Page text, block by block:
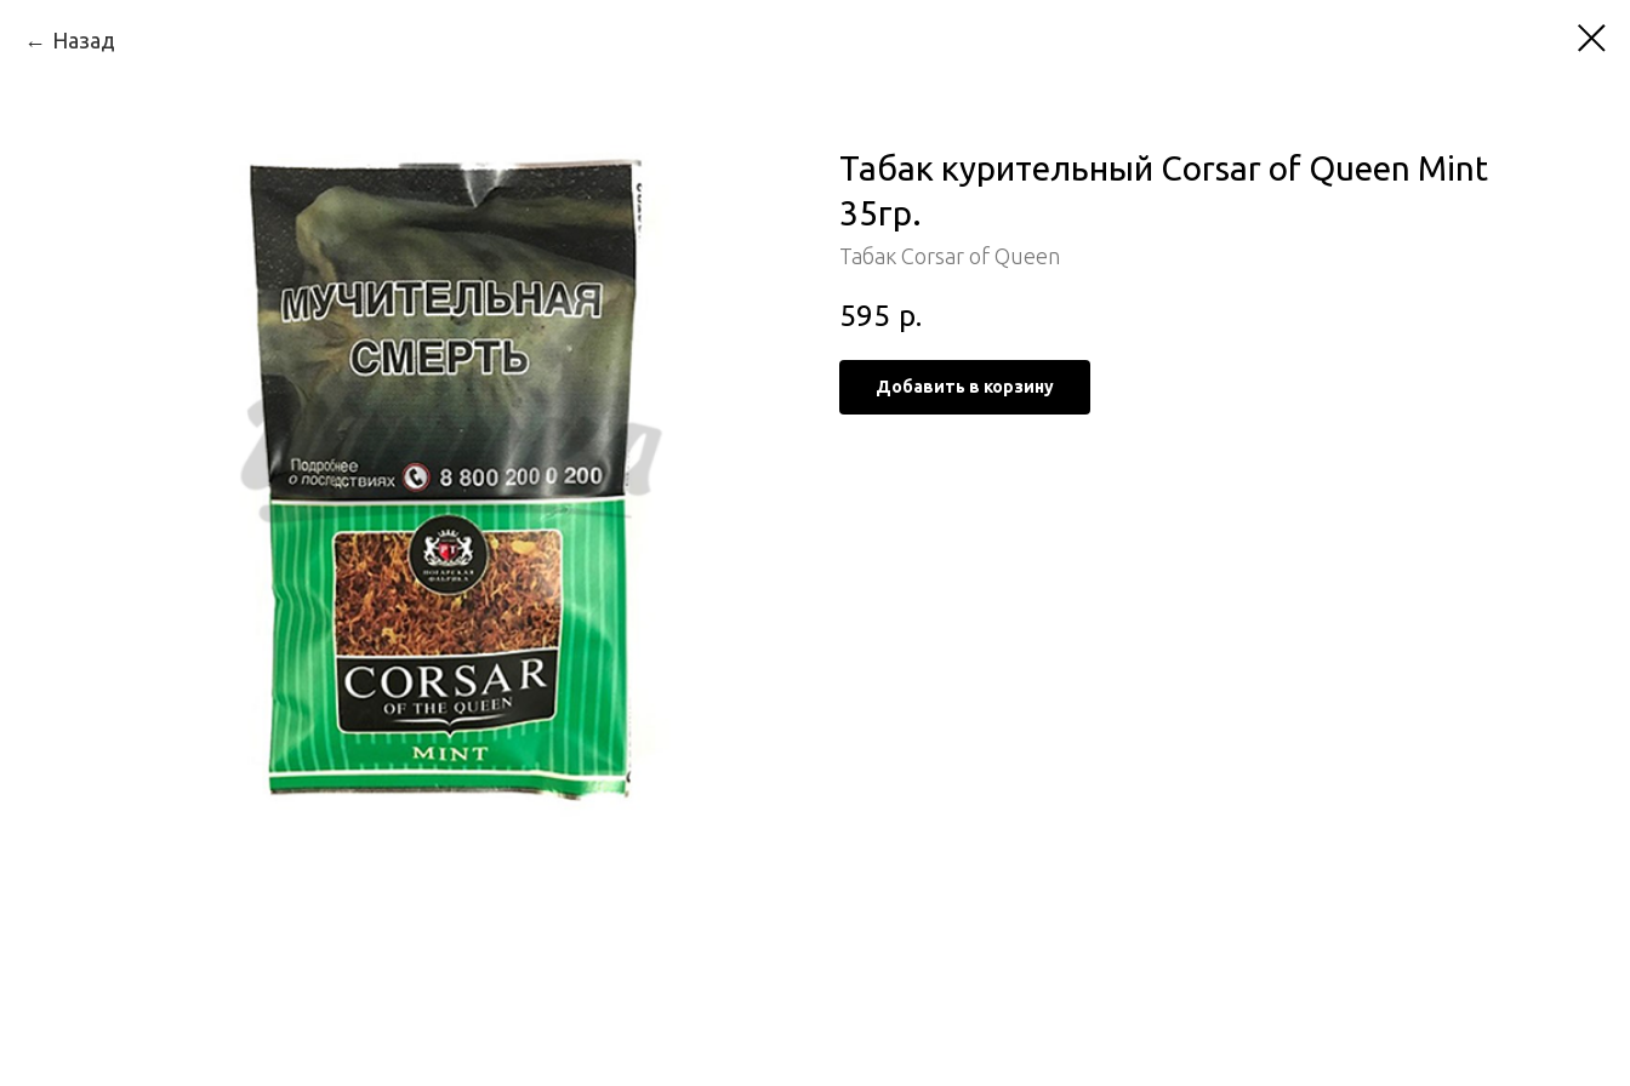
Назад
Табак курительный Corsar of Queen Mint
35гр.
Табак Corsar of Queen
595 р.
Добавить в корзину